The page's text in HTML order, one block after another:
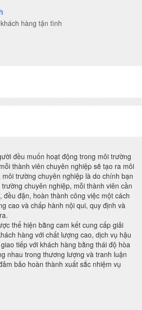
hàng tận tình
đều muốn hoạt động trong môi trường
thành viên chuyên nghiệp sẽ tạo ra môi
trường chuyên nghiệp là do chính bạn
chuyên nghiệp, mỗi thành viên cần
đều đặn, hoàn thành công việc một cách
cao và chấp hành nội qui, quy định và
thể hiện bằng cam kết cung cấp giải
hàng với chất lượng cao, dịch vụ hậu
tiếp với khách hàng bằng thái độ hòa
nhau trong thương lượng và tranh luận
bảo hoàn thành xuất sắc nhiệm vụ